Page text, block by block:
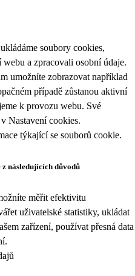
soubory cookies,
a zpracovali osobní údaje.
umožníte zobrazovat například
případě zůstanou aktivní
k provozu webu. Své
v Nastavení cookies.
týkající se souborů cookie.
následujících důvodů
měřit efektivitu
uživatelské statistiky, ukládat
zařízení, používat přesná data